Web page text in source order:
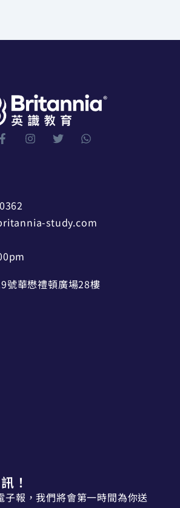
study.com
號華懋禮頓廣場28樓
！
子報，我們將會第一時間為你送